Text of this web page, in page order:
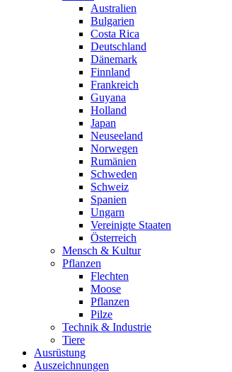
Australien
Bulgarien
Costa Rica
Deutschland
Dänemark
Finnland
Frankreich
Guyana
Holland
Japan
Neuseeland
Norwegen
Rumänien
Schweden
Schweiz
Spanien
Ungarn
Vereinigte Staaten
Österreich
Mensch & Kultur
Pflanzen
Flechten
Moose
Pflanzen
Pilze
Technik & Industrie
Tiere
Ausrüstung
Auszeichnungen